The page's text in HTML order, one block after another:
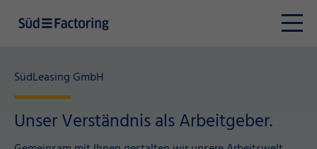
SüdLeasing GmbH
Unser Verständnis als Arbeitgeber.